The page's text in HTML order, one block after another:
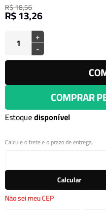
R$ 18,56
R$ 13,26
+
-
COMPRAR
Estoquedisponível
Calcule o frete e o prazo de entrega.
Calcular
Não sei meu CEP